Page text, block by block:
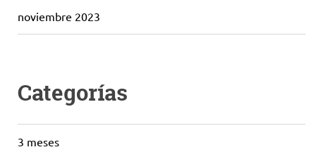
noviembre 2023
Categorías
3 meses